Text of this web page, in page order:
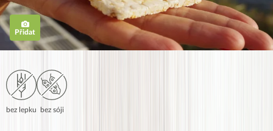
Přidat
bez lepku bez sóji